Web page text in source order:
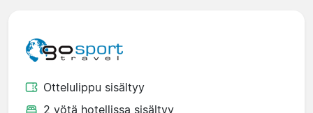
Ottelulippu sisältyy
2 yötä hotellissa sisältyy